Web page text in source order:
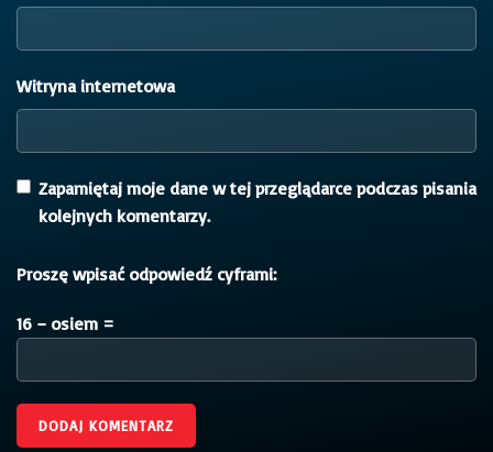
Witryna internetowa
Zapamiętaj moje dane w tej przeglądarce podczas pisania
kolejnych komentarzy.
Proszę wpisać odpowiedź cyframi:
16 − osiem =